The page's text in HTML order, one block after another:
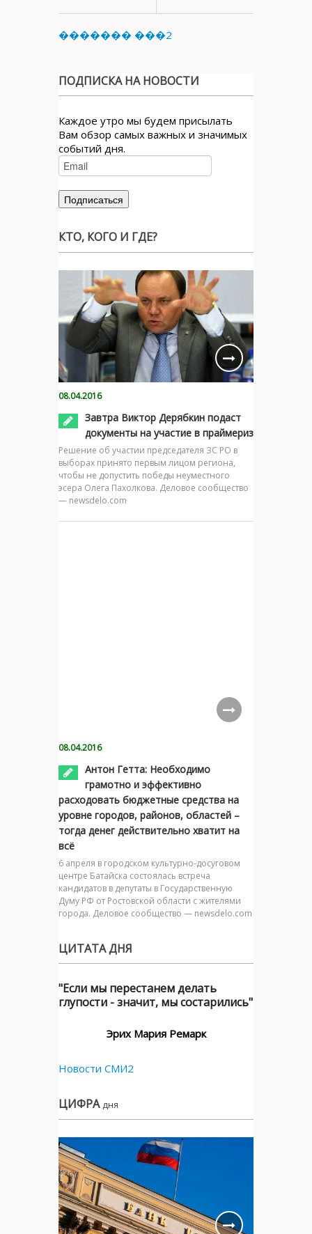
������� ���2
ПОДПИСКА НА НОВОСТИ
Каждое утро мы будем присылать
Вам обзор самых важных и значимых
событий дня.
КТО, КОГО И ГДЕ?
08.04.2016
Завтра Виктор Дерябкин подаст
документы на участие в праймериз
Решение об участии председателя ЗС РО в
выборах принято первым лицом региона,
чтобы не допустить победы неуместного
эсера Олега Пахолкова. Деловое сообщество
— newsdelo.com
08.04.2016
Антон Гетта: Необходимо
грамотно и эффективно
расходовать бюджетные средства на
уровне городов, районов, областей –
тогда денег действительно хватит на
всё
6 апреля в городском культурно-досуговом
центре Батайска состоялась встреча
кандидатов в депутаты в Государственную
Думу РФ от Ростовской области с жителями
города. Деловое сообщество — newsdelo.com
ЦИТАТА ДНЯ
"Если мы перестанем делать
глупости - значит, мы состарились"
Эрих Мария Ремарк
Новости СМИ2
ЦИФРА дня